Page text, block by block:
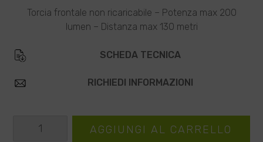
Torcia frontale non ricaricabile – Potenza max 200
lumen – Distanza max 130 metri
SCHEDA TECNICA
RICHIEDI INFORMAZIONI
Torcia
AGGIUNGI AL CARRELLO